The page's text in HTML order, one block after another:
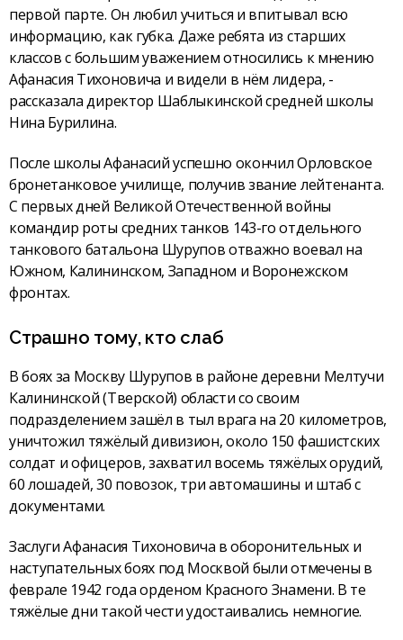
первой парте. Он любил учиться и впитывал всю
информацию, как губка. Даже ребята из старших
классов с большим уважением относились к мнению
Афанасия Тихоновича и видели в нём лидера, -
рассказала директор Шаблыкинской средней школы
Нина Бурилина.
После школы Афанасий успешно окончил Орловское
бронетанковое училище, получив звание лейтенанта.
С первых дней Великой Отечественной войны
командир роты средних танков 143-го отдельного
танкового батальона Шурупов отважно воевал на
Южном, Калининском, Западном и Воронежском
фронтах.
Страшно тому, кто слаб
В боях за Москву Шурупов в районе деревни Мелтучи
Калининской (Тверской) области со своим
подразделением зашёл в тыл врага на 20 километров,
уничтожил тяжёлый дивизион, около 150 фашистских
солдат и офицеров, захватил восемь тяжёлых орудий,
60 лошадей, 30 повозок, три автомашины и штаб с
документами.
Заслуги Афанасия Тихоновича в оборонительных и
наступательных боях под Москвой были отмечены в
феврале 1942 года орденом Красного Знамени. В те
тяжёлые дни такой чести удостаивались немногие.